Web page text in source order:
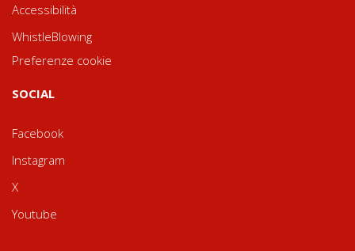
Accessibilità
WhistleBlowing
Preferenze cookie
SOCIAL
Facebook
Instagram
X
Youtube